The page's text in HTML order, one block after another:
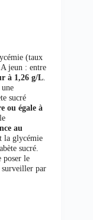
(taux
jeun : entre
à 1,26 g/L.
sucré
ou égale à
au
la glycémie
sucré.
poser le
surveiller par